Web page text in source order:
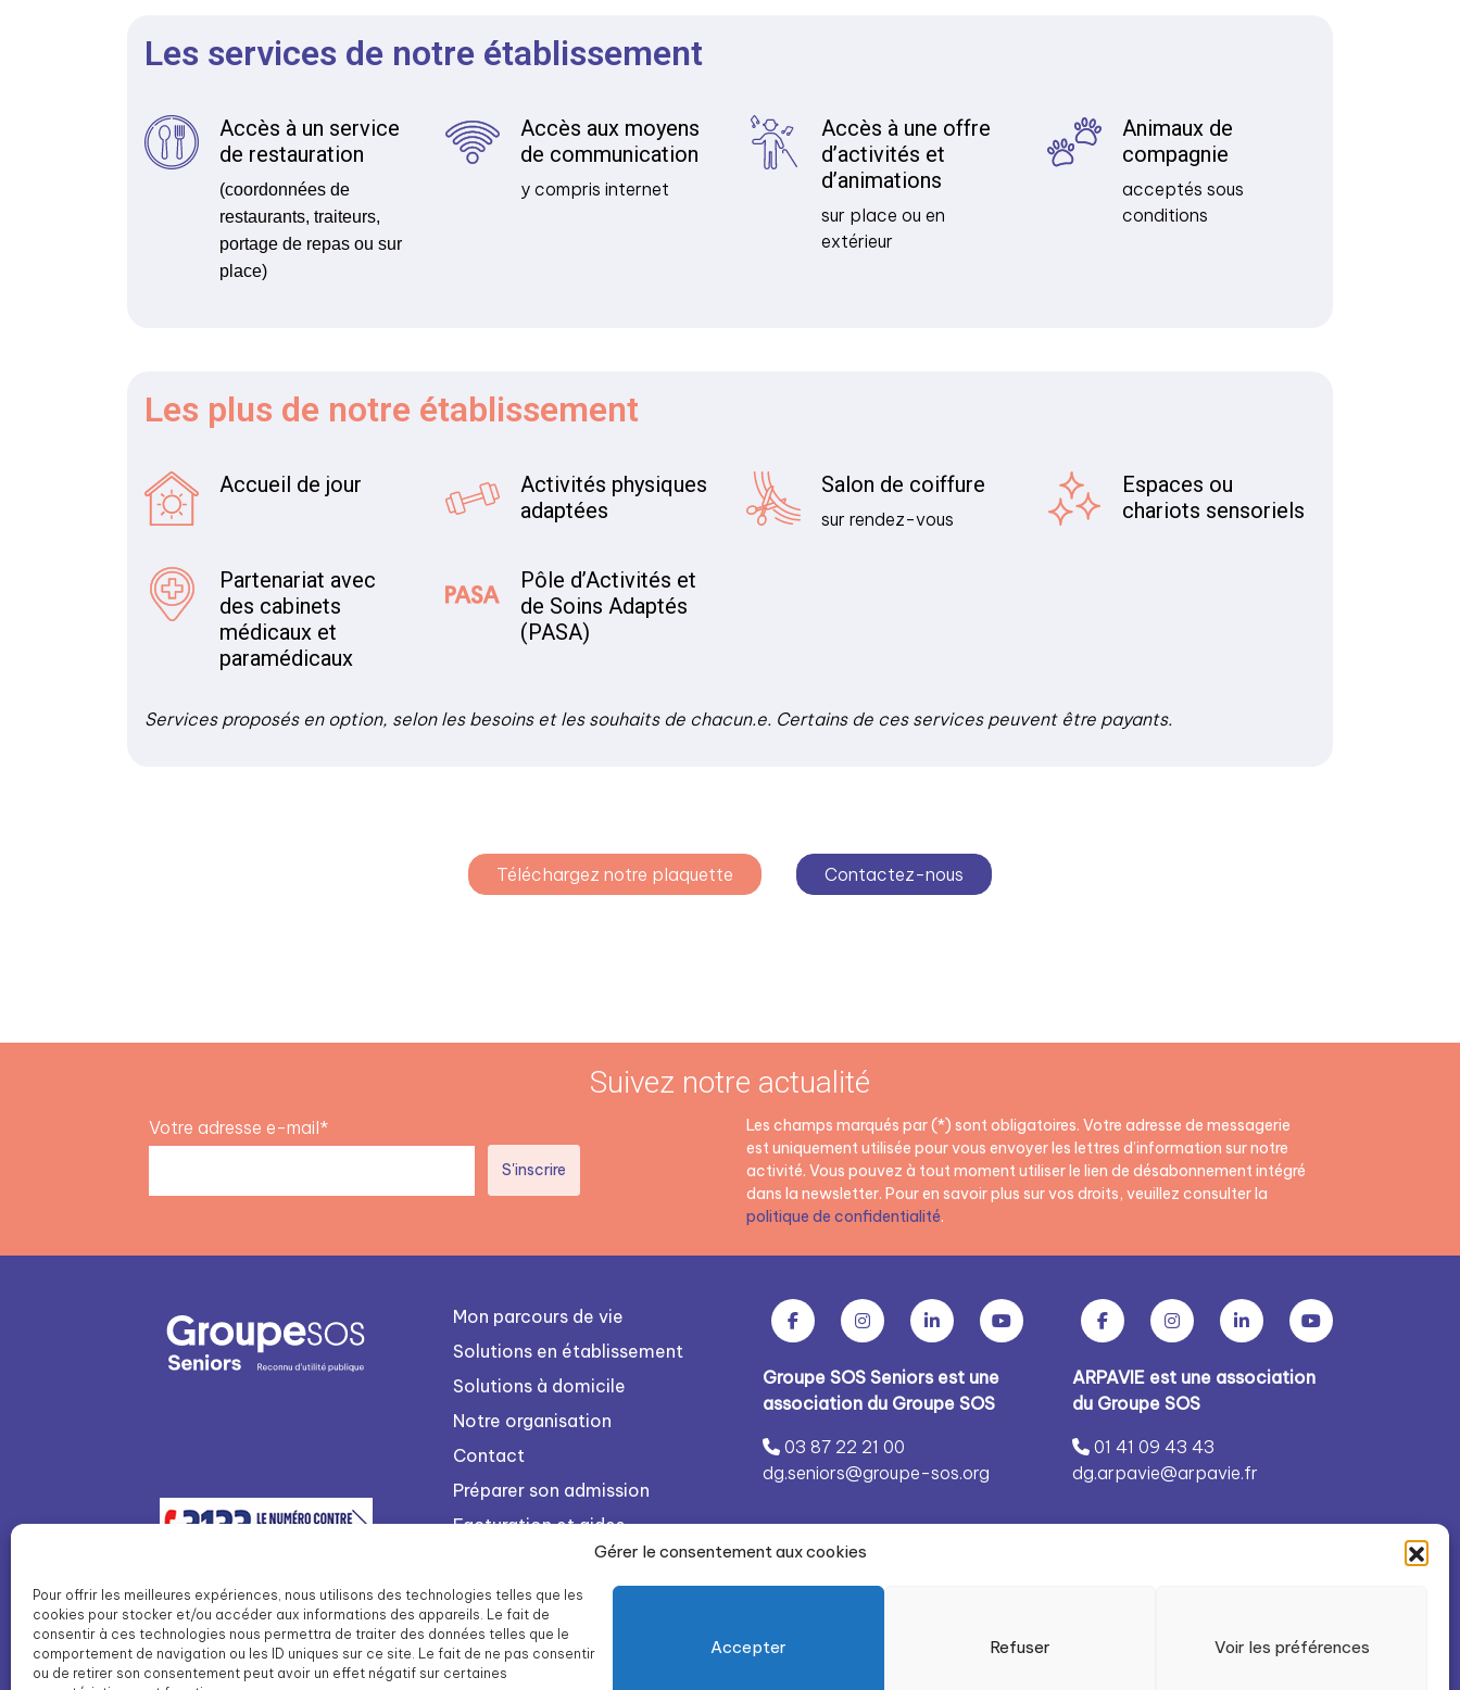
Gérer le consentement aux cookies
Pour offrir les meilleures expériences, nous utilisons des technologies telles que les
cookies pour stocker et/ou accéder aux informations des appareils. Le fait de
consentir à ces technologies nous permettra de traiter des données telles que le
comportement de navigation ou les ID uniques sur ce site. Le fait de ne pas consentir
ou de retirer son consentement peut avoir un effet négatif sur certaines
Accepter Refuser Voir les préférences
Les services de notre établissement
Accès à un service
de restauration
(coordonnées de
restaurants, traiteurs,
portage de repas ou sur
place)
Accès aux moyens
de communication
y compris internet
Accès à une offre
d’activités et
d’animations
sur place ou en
extérieur
Animaux de
compagnie
acceptés sous
conditions
Les plus de notre établissement
Accueil de jour
Activités physiques
adaptées
Salon de coiffure
sur rendez-vous
Espaces ou
chariots sensoriels
Partenariat avec
des cabinets
médicaux et
paramédicaux
Pôle d’Activités et
de Soins Adaptés
(PASA)
Services proposés en option, selon les besoins et les souhaits de chacun.e. Certains de ces services peuvent être payants.
Téléchargez notre plaquette Contactez-nous
Suivez notre actualité
Votre adresse e-mail*
Les champs marqués par (*) sont obligatoires. Votre adresse de messagerie
est uniquement utilisée pour vous envoyer les lettres d’information sur notre
activité. Vous pouvez à tout moment utiliser le lien de désabonnement intégré
dans la newsletter. Pour en savoir plus sur vos droits, veuillez consulter la
politique de confidentialité.
Mon parcours de vie
Solutions en établissement
Solutions à domicile
Notre organisation
Contact
Préparer son admission
Facturation et aides
Intégration
Liste des résidences Groupe
SOS Seniors
Groupe SOS Seniors est une
association du Groupe SOS
03 87 22 21 00
dg.seniors@groupe-sos.org
ARPAVIE est une association
du Groupe SOS
01 41 09 43 43
dg.arpavie@arpavie.fr